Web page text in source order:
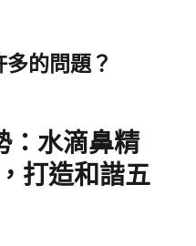
的問題？
水滴鼻精
打造和諧五